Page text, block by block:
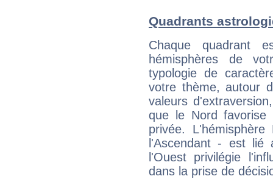
Quadrants
Chaque quadrant
hémisphères de
typologie de
votre thème, autour
valeurs
que le Nord favorise
privée.
l'Ascendant - est
l'Ouest privilégie
dans la prise de